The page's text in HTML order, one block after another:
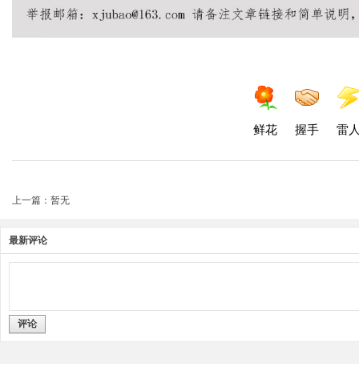
鲜花 握手 雷
上一篇：暂无
最新评论
评论